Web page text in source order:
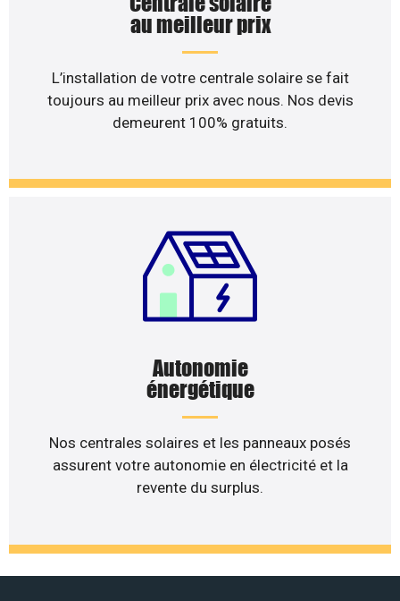
au meilleur prix
L’installation de votre centrale solaire se fait
toujours au meilleur prix avec nous. Nos devis
demeurent 100% gratuits.
Autonomie
énergétique
Nos centrales solaires et les panneaux posés
assurent votre autonomie en électricité et la
revente du surplus.